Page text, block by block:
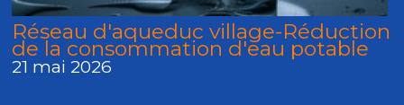
Réseau d'aqueduc village-Réduction
de la consommation d'eau potable
21 mai 2026